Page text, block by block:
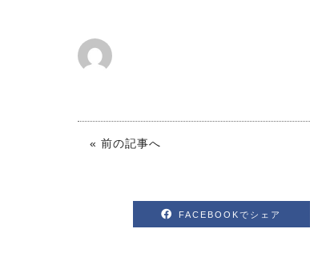
« 前の記事へ
FACEBOOKでシェア